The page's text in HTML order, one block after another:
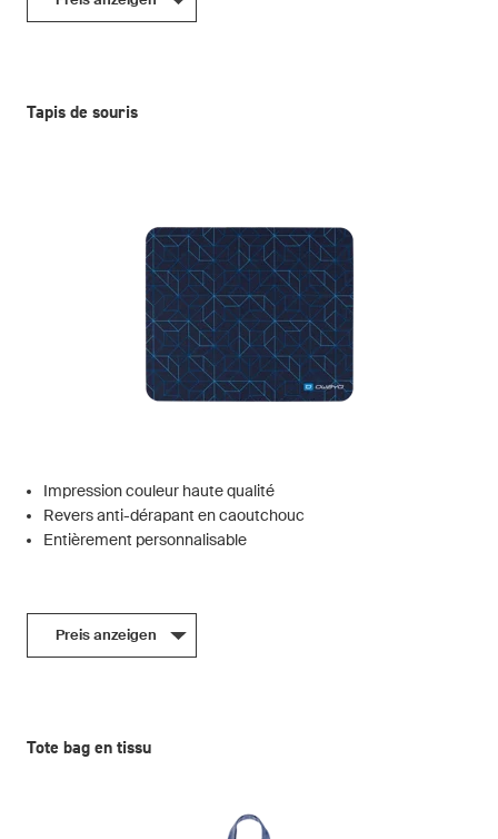
Tapis de souris
Impression couleur haute qualité
Revers anti-dérapant en caoutchouc
Entièrement personnalisable
Preis anzeigen
Tote bag en tissu